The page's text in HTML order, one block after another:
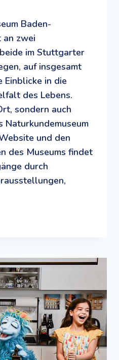
Baden-
zwei
im Stuttgarter
auf insgesamt
Einblicke in die
des Lebens.
sondern auch
und den
des Museums findet
durch